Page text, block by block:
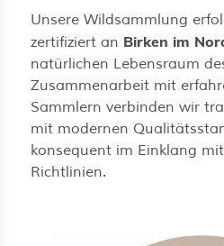
Unsere Wildsammlung
zertifiziert an Birken im
natürlichen Lebensraum
Zusammenarbeit mit
Sammlern verbinden wir
mit modernen
konsequent im Einklang
Richtlinien.